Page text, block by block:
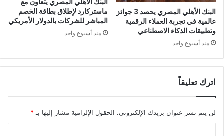
البنك الأهلي المصري يحصد 3 جوائز
عالمية في تجربة العملاء الرقمية
وتطبيقات الذكاء الاصطناعي
منذ أسبوع واحد
البنك الأهلي المصري يتعاون مع
ماستركارد لإطلاق بطاقة الخصم
المباشر للشركات بالدولار الأمريكي
منذ أسبوع واحد
اترك تعليقاً
لن يتم نشر عنوان بريدك الإلكتروني. الحقول الإلزامية مشار إليها بـ *